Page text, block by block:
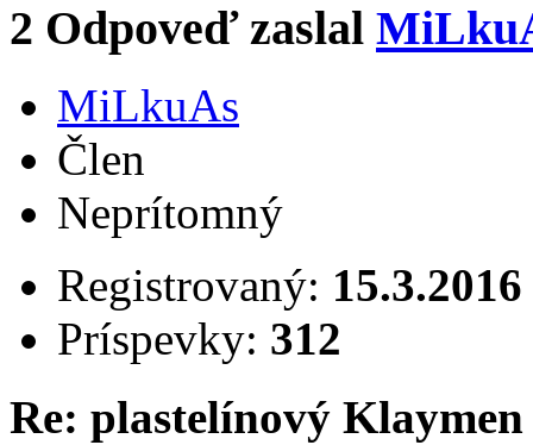
2 Odpoveď zaslal
MiLkuAs
Člen
Neprítomný
Registrovaný: 15.3.2016
Príspevky: 312
Re: plastelínový Klaymen